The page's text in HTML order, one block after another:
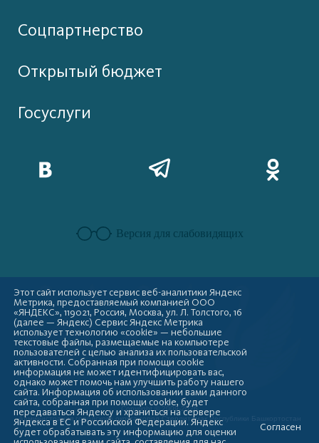
Соцпартнерство
Открытый бюджет
Госуслуги
Версия для слабовидящих
Copyright © 2009-2026
Администрация городского округа город Стерлитамак Республики Башкортостан
Этот сайт использует сервис веб-аналитики Яндекс
Метрика, предоставляемый компанией ООО
«ЯНДЕКС», 119021, Россия, Москва, ул. Л. Толстого, 16
(далее — Яндекс) Сервис Яндекс Метрика
использует технологию «cookie» — небольшие
текстовые файлы, размещаемые на компьютере
пользователей с целью анализа их пользовательской
активности. Собранная при помощи cookie
информация не может идентифицировать вас,
однако может помочь нам улучшить работу нашего
сайта. Информация об использовании вами данного
сайта, собранная при помощи cookie, будет
передаваться Яндексу и храниться на сервере
Яндекса в ЕС и Российской Федерации. Яндекс
будет обрабатывать эту информацию для оценки
Согласен